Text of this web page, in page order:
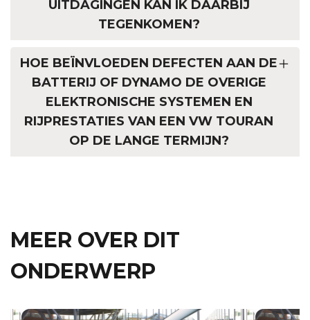
UITDAGINGEN KAN IK DAARBIJ
TEGENKOMEN?
HOE BEÏNVLOEDEN DEFECTEN AAN DE
BATTERIJ OF DYNAMO DE OVERIGE
ELEKTRONISCHE SYSTEMEN EN
RIJPRESTATIES VAN EEN VW TOURAN
OP DE LANGE TERMIJN?
MEER OVER DIT
ONDERWERP